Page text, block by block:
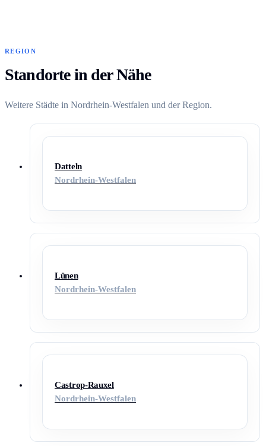
REGION
Standorte in der Nähe
Weitere Städte in Nordrhein-Westfalen und der Region.
Datteln
Nordrhein-Westfalen
Lünen
Nordrhein-Westfalen
Castrop-Rauxel
Nordrhein-Westfalen